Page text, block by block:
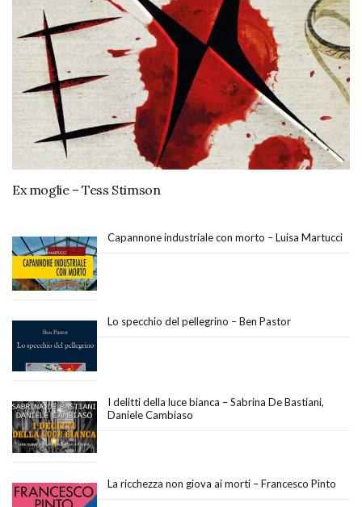
Ex moglie – Tess Stimson
Capannone industriale con morto – Luisa Martucci
Lo specchio del pellegrino – Ben Pastor
I delitti della luce bianca – Sabrina De Bastiani,
Daniele Cambiaso
La ricchezza non giova ai morti – Francesco Pinto